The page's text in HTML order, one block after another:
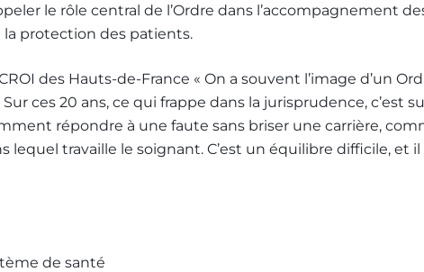
le rôle central de l’Ordre dans l’accompagnement
protection des patients.
des Hauts-de-France « On a souvent l’image d’un
ces 20 ans, ce qui frappe dans la jurisprudence, c’est
répondre à une faute sans briser une carrière,
travaille le soignant. C’est un équilibre difficile, et
de santé